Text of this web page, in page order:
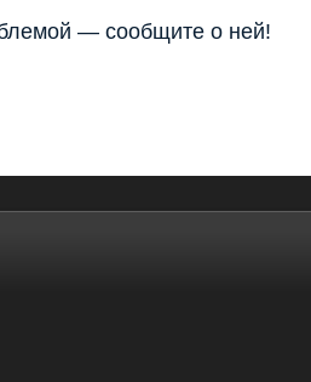
— сообщите о ней!